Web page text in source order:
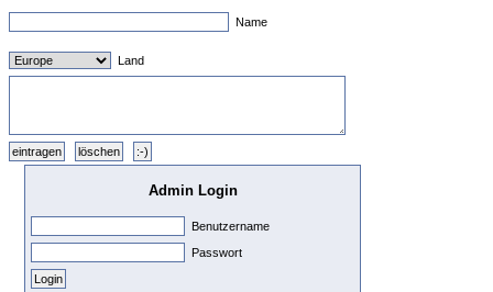
Name
Land
Admin Login
Benutzername
Passwort